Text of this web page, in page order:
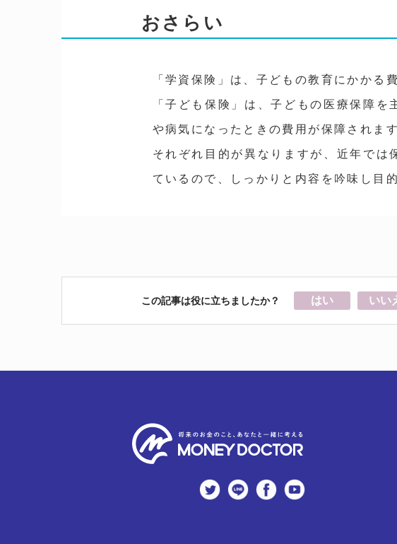
おさらい
「学資保険」は、子どもの教育にかかる
「子ども保険」は、子どもの医療保障
や病気になったときの費用が保障されます
それぞれ目的が異なりますが、近年では
ているので、しっかりと内容を吟味し目
この記事は役に立ちましたか？ はい いい
twitter LINE Facebook